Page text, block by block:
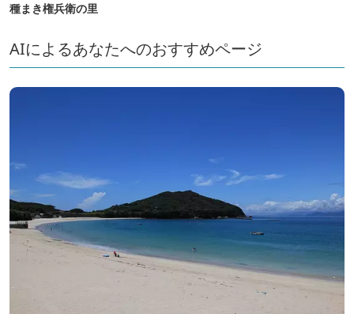
種まき権兵衛の里
AIによるあなたへのおすすめページ